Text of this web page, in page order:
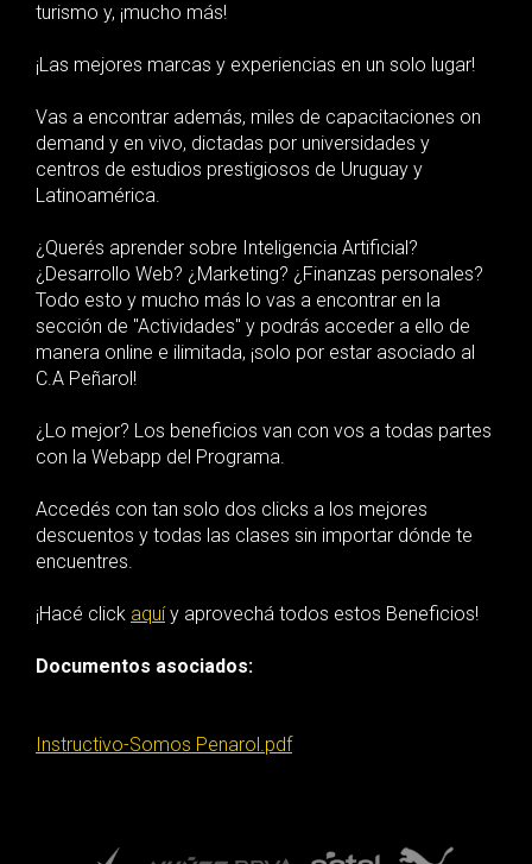
turismo y, ¡mucho más!
¡Las mejores marcas y experiencias en un solo lugar!
Vas a encontrar además, miles de capacitaciones on
demand y en vivo, dictadas por universidades y
centros de estudios prestigiosos de Uruguay y
Latinoamérica.
¿Querés aprender sobre Inteligencia Artificial?
¿Desarrollo Web? ¿Marketing? ¿Finanzas personales?
Todo esto y mucho más lo vas a encontrar en la
sección de "Actividades" y podrás acceder a ello de
manera online e ilimitada, ¡solo por estar asociado al
C.A Peñarol!
¿Lo mejor? Los beneficios van con vos a todas partes
con la Webapp del Programa.
Accedés con tan solo dos clicks a los mejores
descuentos y todas las clases sin importar dónde te
encuentres.
¡Hacé click aquíy aprovechá todos estos Beneficios!
Documentos asociados:
Instructivo-Somos Penarol.pdf